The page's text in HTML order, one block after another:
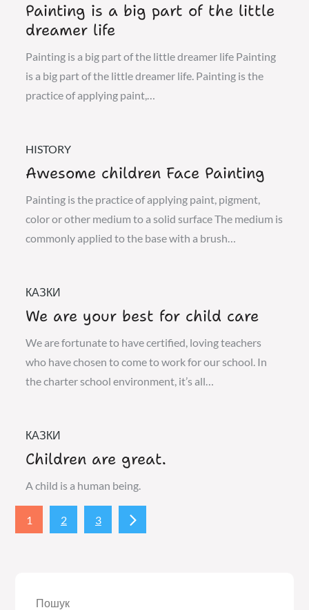
Painting is a big part of the little
dreamer life
Painting is a big part of the little dreamer life Painting
is a big part of the little dreamer life. Painting is the
practice of applying paint,…
HISTORY
Awesome children Face Painting
Painting is the practice of applying paint, pigment,
color or other medium to a solid surface The medium is
commonly applied to the base with a brush…
КАЗКИ
We are your best for child care
We are fortunate to have certified, loving teachers
who have chosen to come to work for our school. In
the charter school environment, it’s all…
КАЗКИ
Children are great.
A child is a human being.
Пагінація
1 2 3
Пошук